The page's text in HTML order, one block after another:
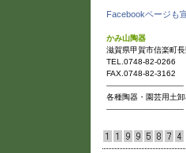
Facebookページも
かみ山陶器
滋賀県甲賀市信楽町
TEL.0748-82-0266
FAX.0748-82-3162
──────────────
各種陶器・園芸用土
──────────────